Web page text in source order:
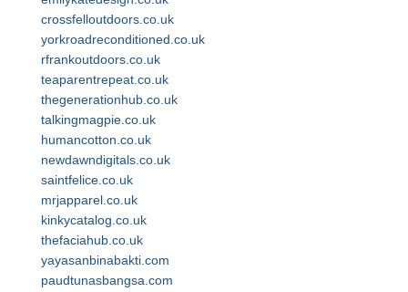
crossfelloutdoors.co.uk
yorkroadreconditioned.co.uk
rfrankoutdoors.co.uk
teaparentrepeat.co.uk
thegenerationhub.co.uk
talkingmagpie.co.uk
humancotton.co.uk
newdawndigitals.co.uk
saintfelice.co.uk
mrjapparel.co.uk
kinkycatalog.co.uk
thefaciahub.co.uk
yayasanbinabakti.com
paudtunasbangsa.com